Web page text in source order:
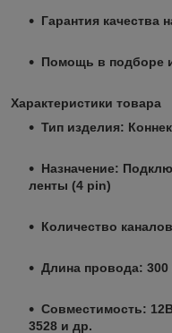
Гарантия качества
Помощь в подборе
Характеристики товара
Тип изделия:
Назначение:
ленты (4 pin)
Количество
Длина провода:
Совместимость:
3528 и др.